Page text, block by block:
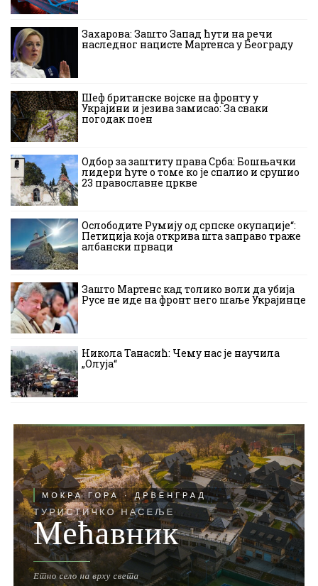
Захарова: Зашто Запад ћути на речи
наследног нацисте Мартенса у Београду
Шеф британске војске на фронту у
Украјини и језива замисао: За сваки
погодак поен
Одбор за заштиту права Срба: Бошњачки
лидери ћуте о томе ко је спалио и срушио
23 православне цркве
Ослободите Румију од српске окупације“:
Петиција која открива шта заправо траже
албански прваци
Зашто Мартенс кад толико воли да убија
Русе не иде на фронт него шаље Украјинце
Никола Танасић: Чему нас је научила
„Олуја“